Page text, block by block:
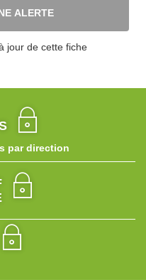
ALERTE
jour de cette fiche
par direction